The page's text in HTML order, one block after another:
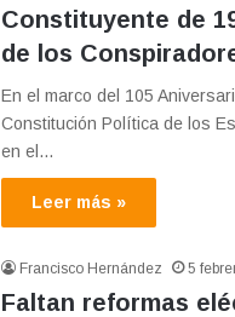
Constituyente de
de los
En el marco del 105
Constitución Política de los
en el…
Leer más »
Francisco Hernández 5
Faltan reformas